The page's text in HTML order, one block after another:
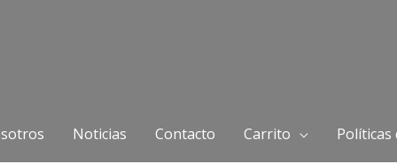
Noticias Contacto Carrito Políticas